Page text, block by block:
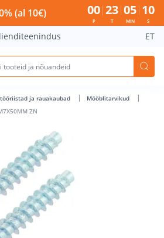
SUKI M7X50MM ZN - Bauhof has
(al 10€) 00
P
23
T
05
MIN
09
S
ET
ja rauakaubad
Mööblitarvikud
ZN